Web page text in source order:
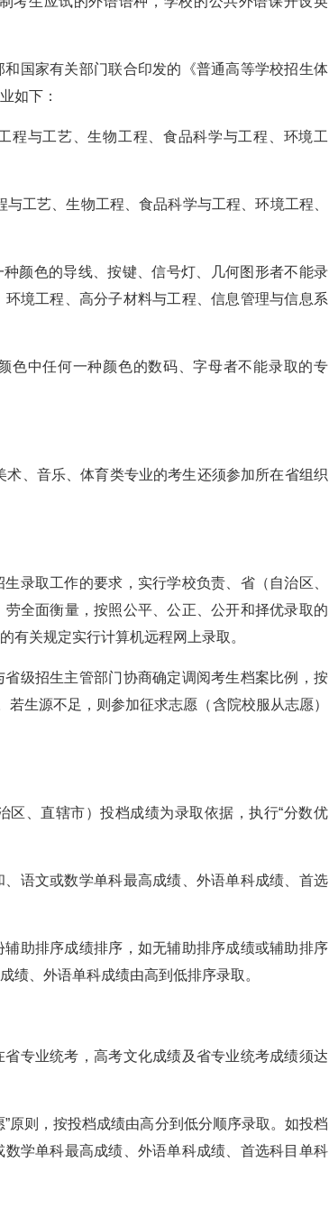
国家有关部门联合印发的《普通高等学校招生体
如下：
程与工艺、生物工程、食品科学与工程、环境工
工艺、生物工程、食品科学与工程、环境工程、
颜色的导线、按键、信号灯、几何图形者不能录
境工程、高分子材料与工程、信息管理与信息系
色中任何一种颜色的数码、字母者不能录取的专
、音乐、体育类专业的考生还须参加所在省组织
录取工作的要求，实行学校负责、省（自治区、
全面衡量，按照公平、公正、公开和择优录取的
有关规定实行计算机远程网上录取。
级招生主管部门协商确定调阅考生档案比例，按
生源不足，则参加征求志愿（含院校服从志愿）
、直辖市）投档成绩为录取依据，执行“分数优
语文或数学单科最高成绩、外语单科成绩、首选
助排序成绩排序，如无辅助排序成绩或辅助排序
绩、外语单科成绩由高到低排序录取。
专业统考，高考文化成绩及省专业统考成绩须达
原则，按投档成绩由高分到低分顺序录取。如投档
学单科最高成绩、外语单科成绩、首选科目单科